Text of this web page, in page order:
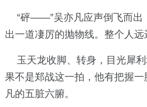
“砰——”吴亦凡应声倒飞而出
出一道凄厉的抛物线。整个人远
玉天龙收脚、转身，目光犀利
果不是郑战这一拍，他有把握
凡的五脏六腑。